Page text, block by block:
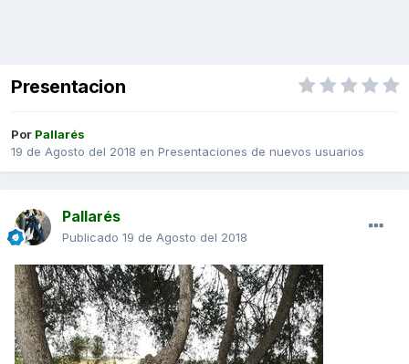
Presentacion
Por Pallarés
19 de Agosto del 2018 en Presentaciones de nuevos usuarios
Pallarés
Publicado 19 de Agosto del 2018